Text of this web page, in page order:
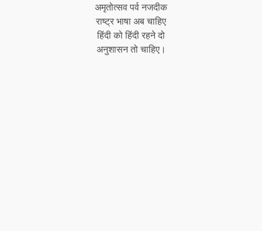
अमृतोत्सव पर्व नजदीक
राष्ट्र भाषा अब चाहिए
हिंदी को हिंदी रहने दो
अनुशासन तो चाहिए।